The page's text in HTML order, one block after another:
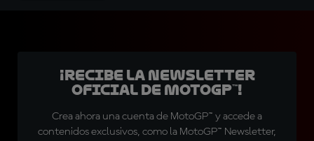
¡Recibe la Newsletter
oficial de MotoGP™!
Crea ahora una cuenta de MotoGP™ y accede a
contenidos exclusivos, como la MotoGP™ Newsletter,